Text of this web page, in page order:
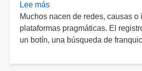
candidaturas
serán
para
buscadoras
Lee más
Los
nuevos
partidos
Muchos nacen de redes, causas o
plataformas pragmáticas. El
un botín, una búsqueda de